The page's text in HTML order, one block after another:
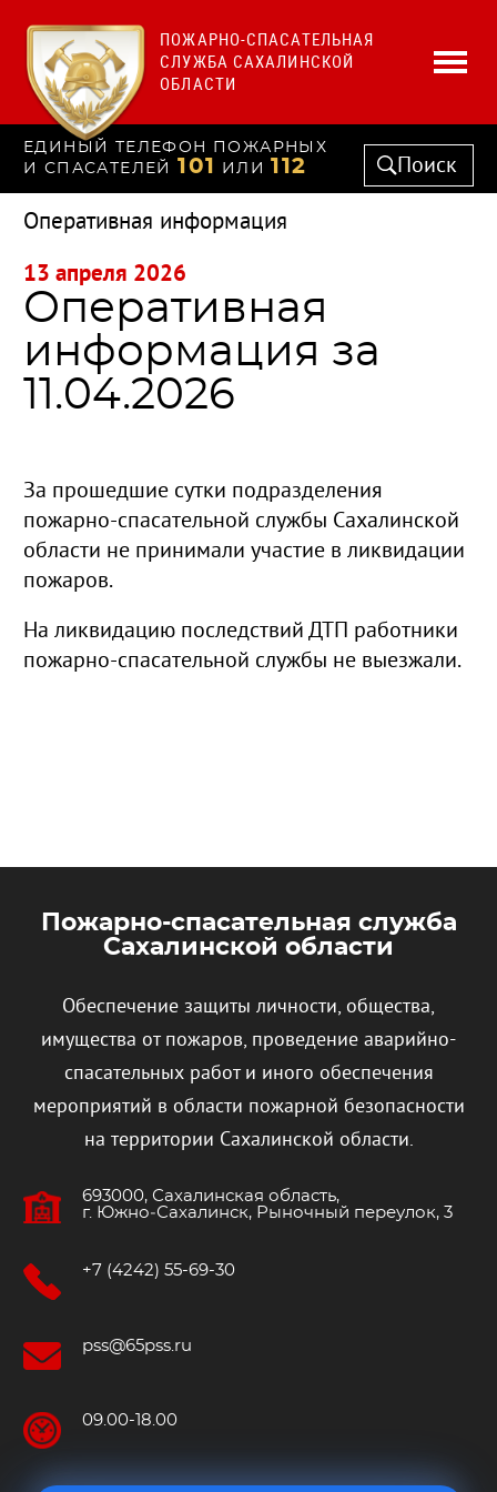
ПОЖАРНО-СПАСАТЕЛЬНАЯ
СЛУЖБА САХАЛИНСКОЙ
ОБЛАСТИ
ЕДИНЫЙ ТЕЛЕФОН ПОЖАРНЫХ
И СПАСАТЕЛЕЙ 101 ИЛИ 112 Поиск
Оперативная информация
Оперативная
информация за
11.04.2026
За прошедшие сутки подразделения
пожарно-спасательной службы Сахалинской
области не принимали участие в ликвидации
пожаров.
На ликвидацию последствий ДТП работники
пожарно-спасательной службы не выезжали.
13 апреля 2026
Пожарно-спасательная служба
Сахалинской области
Обеспечение защиты личности, общества,
имущества от пожаров, проведение аварийно-
спасательных работ и иного обеспечения
мероприятий в области пожарной безопасности
на территории Сахалинской области.
693000, Сахалинская область,
г. Южно‐Сахалинск, Рыночный переулок, 3
+7 (4242) 55-69-30
pss@65pss.ru
09.00-18.00